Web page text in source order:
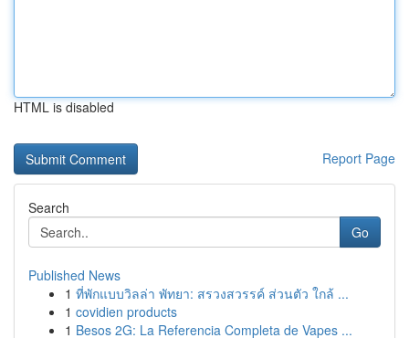
HTML is disabled
Report Page
Search
Go
Published News
1 ที่พักแบบวิลล่า พัทยา: สรวงสวรรค์ ส่วนตัว ใกล้ ...
1 covidien products
1 Besos 2G: La Referencia Completa de Vapes ...